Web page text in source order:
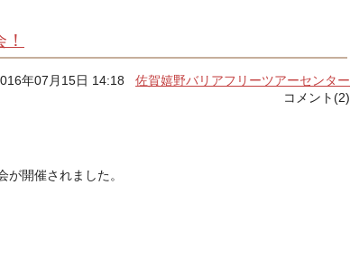
年07月15日 14:18佐賀嬉野バリアフリーツアーセンター
コメント(2)
が開催されました。